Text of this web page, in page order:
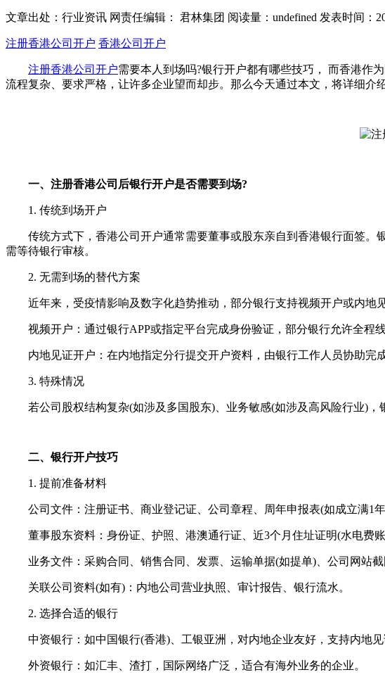
文章出处：行业资讯 网责任编辑： 君林集团 阅读量： undefined 发表时间：
注册香港公司开户 香港公司开户
注册香港公司开户需要本人到场吗?银行开户都有哪些技巧， 而香港作
流程复杂、要求严格，让许多企业望而却步。那么今天通过本文，将详细介
一、注册香港公司后银行开户是否需要到场?
1. 传统到场开户
传统方式下，香港公司开户通常需要董事或股东亲自到香港银行面签。
需等待银行审核。
2. 无需到场的替代方案
近年来，受疫情影响及数字化趋势推动，部分银行支持视频开户或内地见
视频开户：通过银行APP或指定平台完成身份验证，部分银行允许全程线
内地见证开户：在内地指定分行提交开户资料，由银行工作人员协助完成
3. 特殊情况
若公司股权结构复杂(如涉及多国股东)、业务敏感(如涉及高风险行业)，
二、银行开户技巧
1. 提前准备材料
公司文件：注册证书、商业登记证、公司章程、周年申报表(如成立满1年)
董事股东资料：身份证、护照、港澳通行证、近3个月住址证明(水电费账
业务文件：采购合同、销售合同、发票、运输单据(如提单)、公司网站截
关联公司资料(如有)：内地公司营业执照、审计报告、银行流水。
2. 选择合适的银行
中资银行：如中国银行(香港)、工银亚洲，对内地企业友好，支持内地见
外资银行：如汇丰、渣打，国际网络广泛，适合有海外业务的企业。